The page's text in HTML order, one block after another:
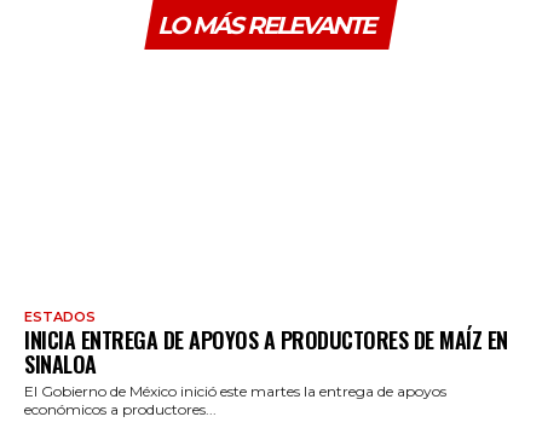
LO MÁS RELEVANTE
ESTADOS
INICIA ENTREGA DE APOYOS A PRODUCTORES DE MAÍZ EN
SINALOA
El Gobierno de México inició este martes la entrega de apoyos
económicos a productores...